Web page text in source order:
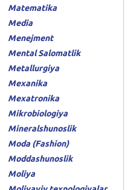
Matematika
Media
Menejment
Mental Salomatlik
Metallurgiya
Mexanika
Mexatronika
Mikrobiologiya
Mineralshunoslik
Moda (Fashion)
Moddashunoslik
Moliya